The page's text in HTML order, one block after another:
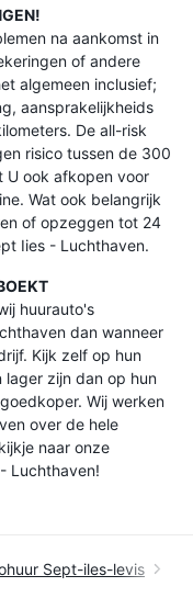
na aankomst in
of andere
algemeen inclusief;
aansprakelijkheids
De all-risk
risico tussen de 300
U ook afkopen voor
Wat ook belangrijk
of opzeggen tot 24
Iies - Luchthaven.
huurauto's
dan wanneer
Kijk zelf op hun
zijn dan op hun
Wij werken
over de hele
naar onze
Luchthaven!
Sept-iles-levis